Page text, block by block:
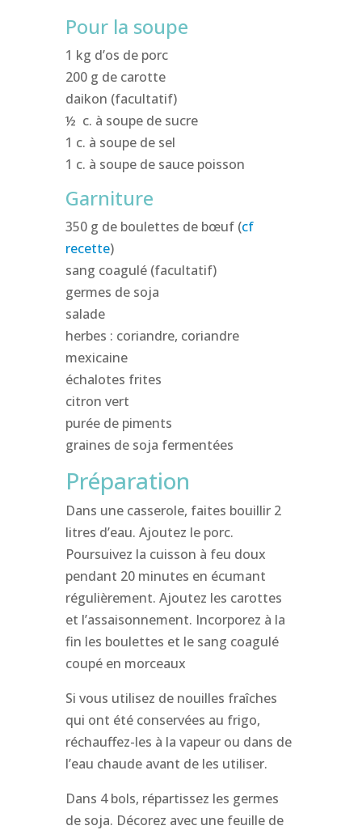
Pour la soupe
1 kg d’os de porc
200 g de carotte
daikon (facultatif)
½ c. à soupe de sucre
1 c. à soupe de sel
1 c. à soupe de sauce poisson
Garniture
350 g de boulettes de bœuf (cf
recette)
sang coagulé (facultatif)
germes de soja
salade
herbes : coriandre, coriandre
mexicaine
échalotes frites
citron vert
purée de piments
graines de soja fermentées
Préparation
Dans une casserole, faites bouillir 2
litres d’eau. Ajoutez le porc.
Poursuivez la cuisson à feu doux
pendant 20 minutes en écumant
régulièrement. Ajoutez les carottes
et l’assaisonnement. Incorporez à la
fin les boulettes et le sang coagulé
coupé en morceaux
Si vous utilisez de nouilles fraîches
qui ont été conservées au frigo,
réchauffez-les à la vapeur ou dans de
l’eau chaude avant de les utiliser.
Dans 4 bols, répartissez les germes
de soja. Décorez avec une feuille de